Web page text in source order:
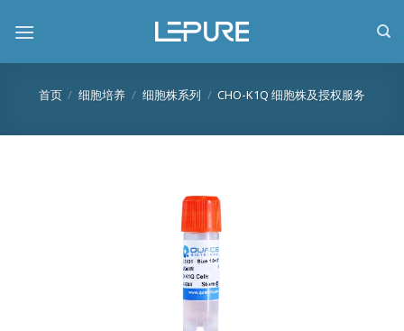
首页 / 细胞培养 / 细胞株系列 / CHO-K1Q 细胞株及授权服务